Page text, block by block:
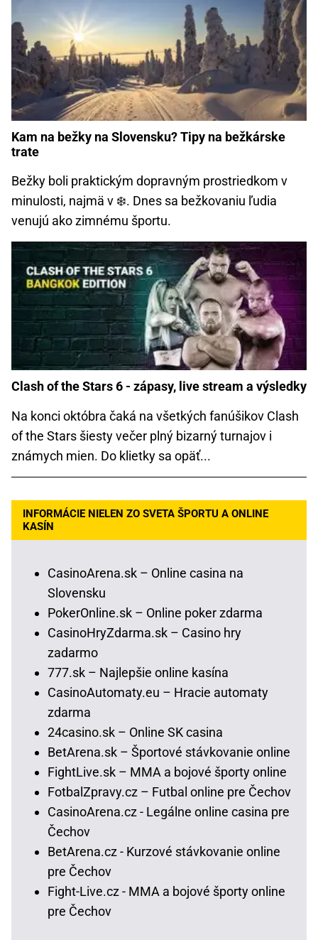
Kam na bežky na Slovensku? Tipy na bežkárske
trate
Bežky boli praktickým dopravným prostriedkom v
minulosti, najmä v ❄️. Dnes sa bežkovaniu ľudia
venujú ako zimnému športu.
Clash of the Stars 6 - zápasy, live stream a výsledky
Na konci októbra čaká na všetkých fanúšikov Clash
of the Stars šiesty večer plný bizarný turnajov i
známych mien. Do klietky sa opäť...
INFORMÁCIE NIELEN ZO SVETA ŠPORTU A ONLINE
KASÍN
CasinoArena.sk – Online casina na
Slovensku
PokerOnline.sk – Online poker zdarma
CasinoHryZdarma.sk – Casino hry
zadarmo
777.sk – Najlepšie online kasína
CasinoAutomaty.eu – Hracie automaty
zdarma
24casino.sk – Online SK casina
BetArena.sk – Športové stávkovanie online
FightLive.sk – MMA a bojové športy online
FotbalZpravy.cz – Futbal online pre Čechov
CasinoArena.cz - Legálne online casina pre
Čechov
BetArena.cz - Kurzové stávkovanie online
pre Čechov
Fight-Live.cz - MMA a bojové športy online
pre Čechov